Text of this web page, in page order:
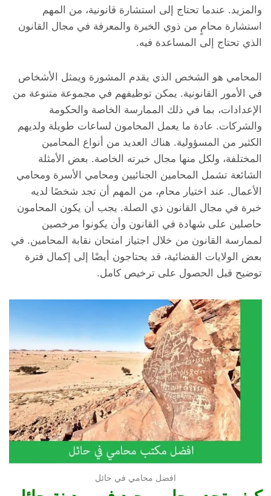
والمزيد. عندما تحتاج إلى استشارة قانونية، من المهم
استشارة محامٍ من ذوي الخبرة والمعرفة في مجال القانون
الذي تحتاج إلى المساعدة فيه.
المحامي هو الشخص الذي يقدم المشورة ويمثل الأشخاص
في الأمور القانونية. يمكن توظيفهم في مجموعة متنوعة من
الإعدادات، بما في ذلك الممارسة الخاصة والحكومة
والشركات. عادة ما يعمل المحامون لساعات طويلة ولديهم
الكثير من المسؤولية. هناك العديد من أنواع المحامين
المختلفة، ولكل منها مجال خبرته الخاصة. بعض الأمثلة
الشائعة تشمل المحامين الجنائيين ومحامي الأسرة ومحامي
الأعمال. عند اختيار محام، من المهم أن تجد شخصًا لديه
خبرة في مجال القانون ذي الصلة. يجب أن يكون المحامون
حاصلين على شهادة في القانون وأن يكونوا مرخصين
لممارسة القانون من خلال اجتياز امتحان نقابة المحامين. في
بعض الولايات القضائية، قد يحتاجون أيضًا إلى إكمال فترة
توضيح قبل الحصول على ترخيص كامل.
افضل محامي في حائل